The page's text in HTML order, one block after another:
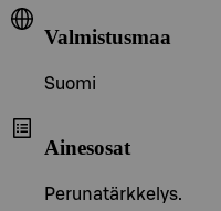
Valmistusmaa
Suomi
Ainesosat
Perunatärkkelys.